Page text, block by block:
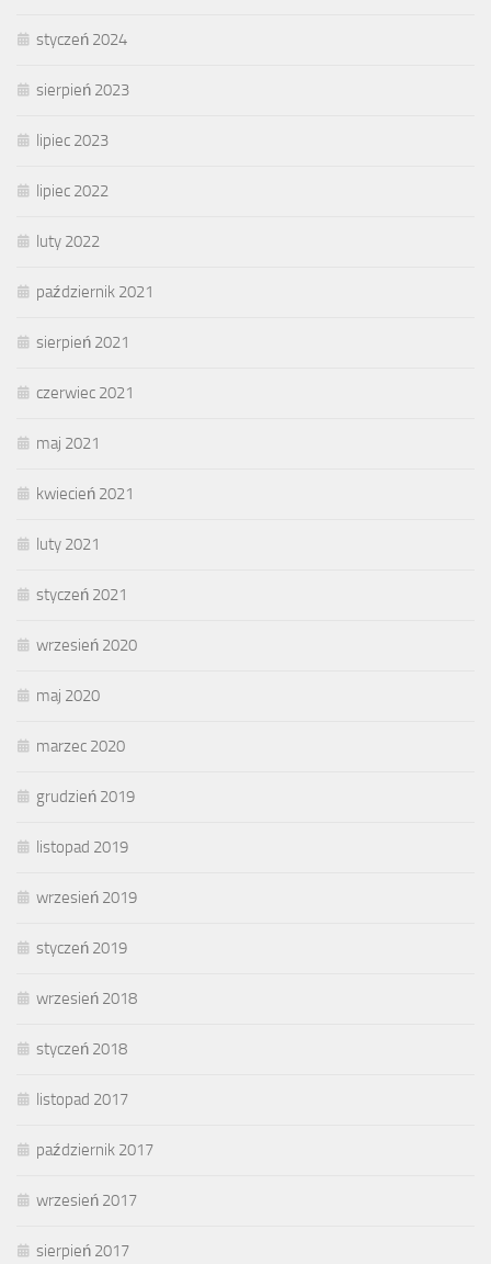
styczeń 2024
sierpień 2023
lipiec 2023
lipiec 2022
luty 2022
październik 2021
sierpień 2021
czerwiec 2021
maj 2021
kwiecień 2021
luty 2021
styczeń 2021
wrzesień 2020
maj 2020
marzec 2020
grudzień 2019
listopad 2019
wrzesień 2019
styczeń 2019
wrzesień 2018
styczeń 2018
listopad 2017
październik 2017
wrzesień 2017
sierpień 2017